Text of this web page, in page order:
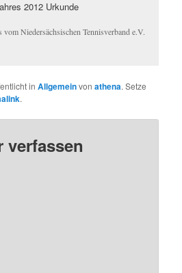
Niedersächsischen Tennisverband e.V.
inAllgemeinvonathena. Setze
.
verfassen